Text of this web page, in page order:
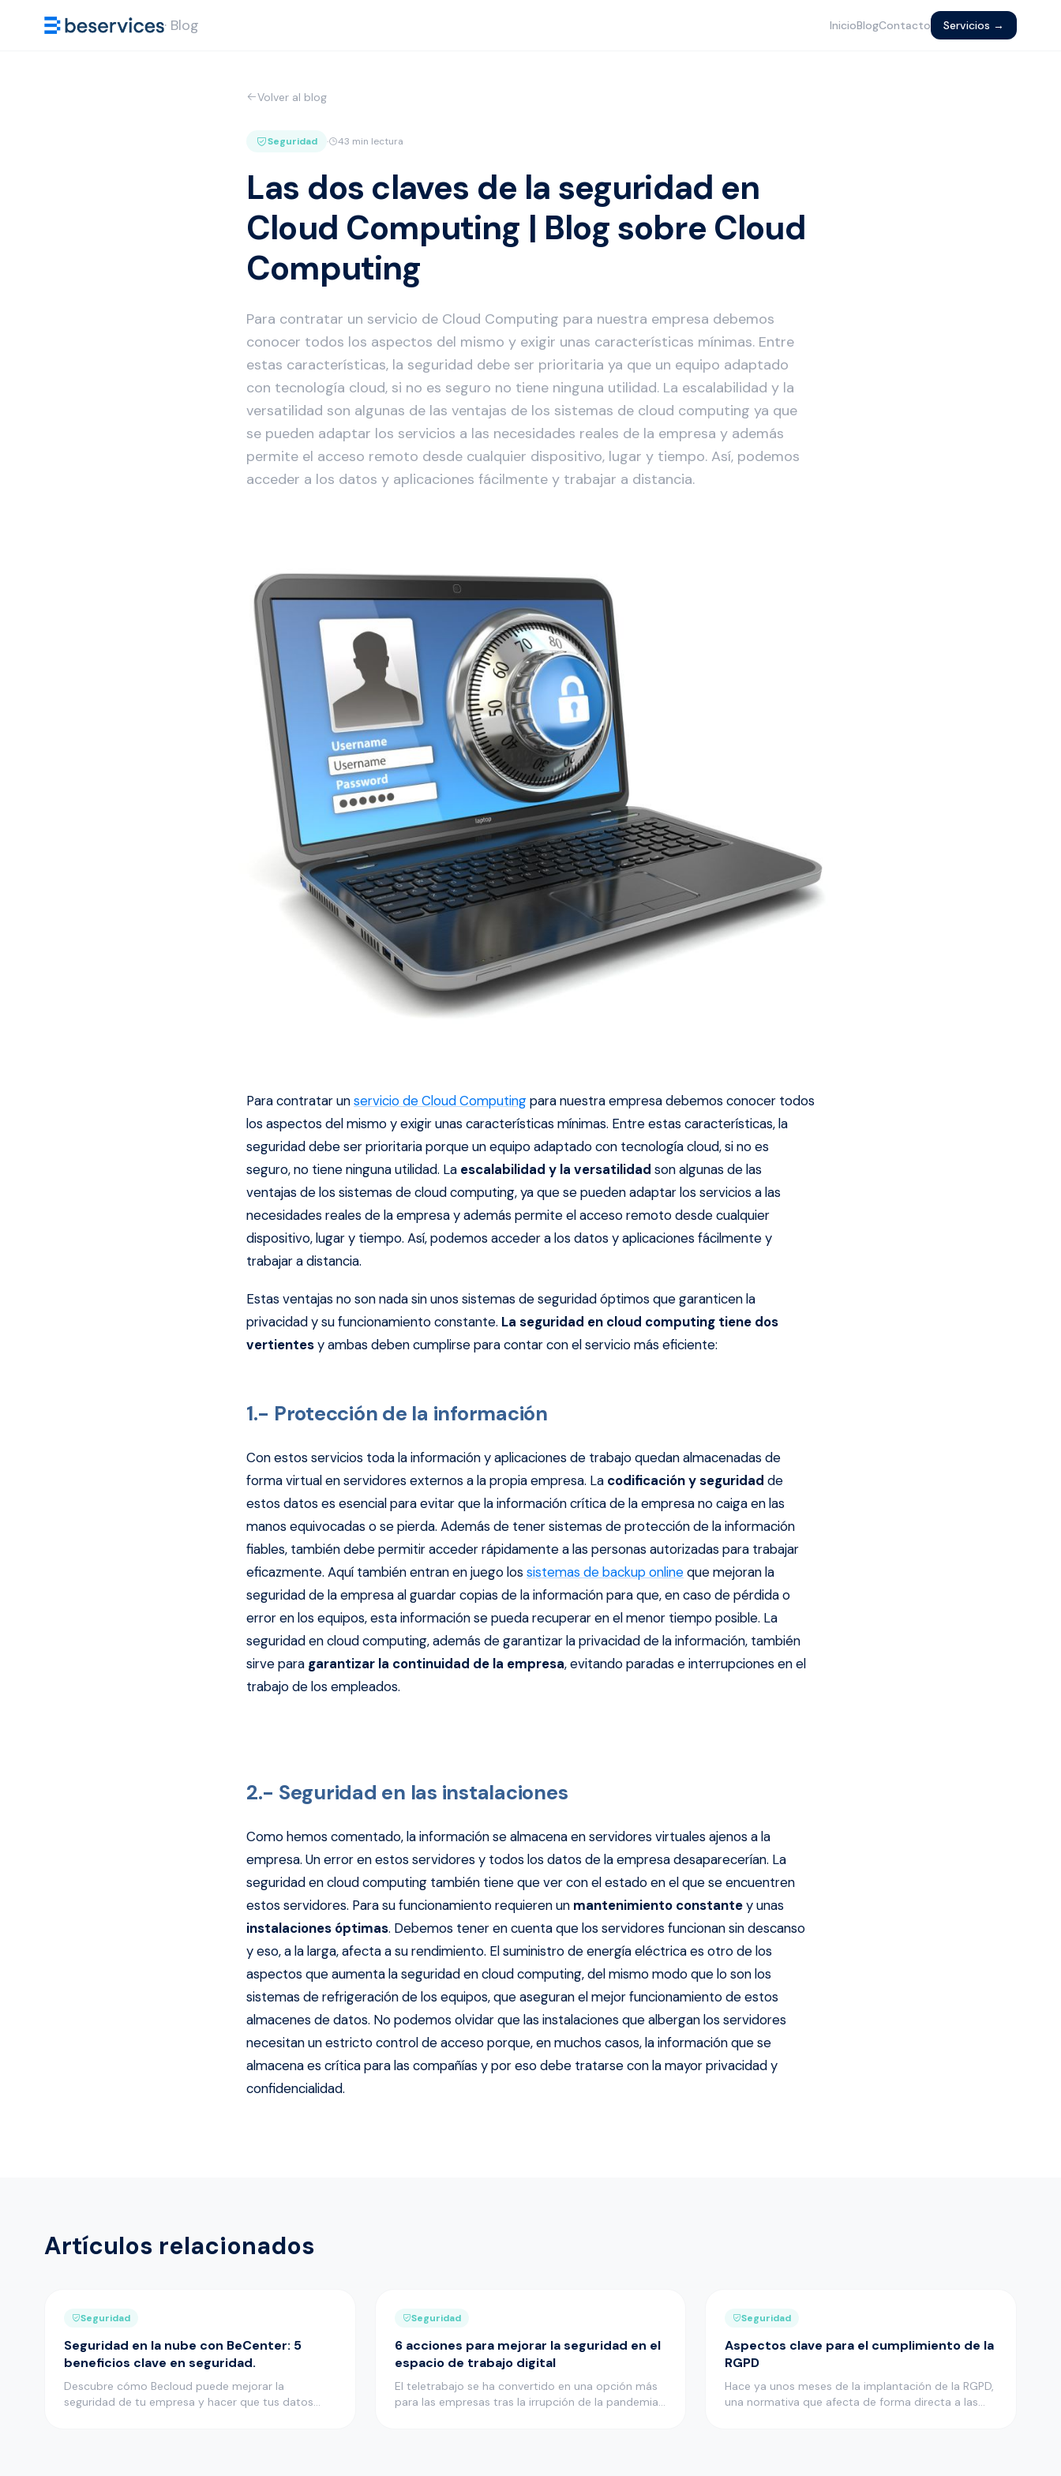
· Blog InicioBlogContacto Servicios →
Volver al blog
Seguridad · 43 min lectura
Las dos claves de la seguridad en
Cloud Computing | Blog sobre Cloud
Computing
Para contratar un servicio de Cloud Computing para nuestra empresa debemos
conocer todos los aspectos del mismo y exigir unas características mínimas. Entre
estas características, la seguridad debe ser prioritaria ya que un equipo adaptado
con tecnología cloud, si no es seguro no tiene ninguna utilidad. La escalabilidad y la
versatilidad son algunas de las ventajas de los sistemas de cloud computing ya que
se pueden adaptar los servicios a las necesidades reales de la empresa y además
permite el acceso remoto desde cualquier dispositivo, lugar y tiempo. Así, podemos
acceder a los datos y aplicaciones fácilmente y trabajar a distancia.
Para contratar unservicio de Cloud Computingpara nuestra empresa debemos conocer todos
los aspectos del mismo y exigir unas características mínimas. Entre estas características, la
seguridad debe ser prioritaria porque un equipo adaptado con tecnología cloud, si no es
seguro, no tiene ninguna utilidad. La escalabilidad y la versatilidad son algunas de las
ventajas de los sistemas de cloud computing, ya que se pueden adaptar los servicios a las
necesidades reales de la empresa y además permite el acceso remoto desde cualquier
dispositivo, lugar y tiempo. Así, podemos acceder a los datos y aplicaciones fácilmente y
trabajar a distancia.
Estas ventajas no son nada sin unos sistemas de seguridad óptimos que garanticen la
privacidad y su funcionamiento constante. La seguridad en cloud computing tiene dos
vertientesy ambas deben cumplirse para contar con el servicio más eficiente:
1.- Protección de la información
Con estos servicios toda la información y aplicaciones de trabajo quedan almacenadas de
forma virtual en servidores externos a la propia empresa. La codificación y seguridad de
estos datos es esencial para evitar que la información crítica de la empresa no caiga en las
manos equivocadas o se pierda. Además de tener sistemas de protección de la información
fiables, también debe permitir acceder rápidamente a las personas autorizadas para trabajar
eficazmente. Aquí también entran en juego los sistemas de backup onlineque mejoran la
seguridad de la empresa al guardar copias de la información para que, en caso de pérdida o
error en los equipos, esta información se pueda recuperar en el menor tiempo posible. La
seguridad en cloud computing, además de garantizar la privacidad de la información, también
sirve para garantizar la continuidad de la empresa, evitando paradas e interrupciones en el
trabajo de los empleados.
2.- Seguridad en las instalaciones
Como hemos comentado, la información se almacena en servidores virtuales ajenos a la
empresa. Un error en estos servidores y todos los datos de la empresa desaparecerían. La
seguridad en cloud computing también tiene que ver con el estado en el que se encuentren
estos servidores. Para su funcionamiento requieren un mantenimiento constantey unas
instalaciones óptimas. Debemos tener en cuenta que los servidores funcionan sin descanso
y eso, a la larga, afecta a su rendimiento. El suministro de energía eléctrica es otro de los
aspectos que aumenta la seguridad en cloud computing, del mismo modo que lo son los
sistemas de refrigeración de los equipos, que aseguran el mejor funcionamiento de estos
almacenes de datos. No podemos olvidar que las instalaciones que albergan los servidores
necesitan un estricto control de acceso porque, en muchos casos, la información que se
almacena es crítica para las compañías y por eso debe tratarse con la mayor privacidad y
confidencialidad.
Artículos relacionados
Seguridad
Seguridad en la nube con BeCenter: 5
beneficios clave en seguridad.
Descubre cómo Becloud puede mejorar la
seguridad de tu empresa y hacer que tus datos
Seguridad
6 acciones para mejorar la seguridad en el
espacio de trabajo digital
El teletrabajo se ha convertido en una opción más
para las empresas tras la irrupción de la pandemia
Seguridad
Aspectos clave para el cumplimiento de la
RGPD
Hace ya unos meses de la implantación de la RGPD,
una normativa que afecta de forma directa a las